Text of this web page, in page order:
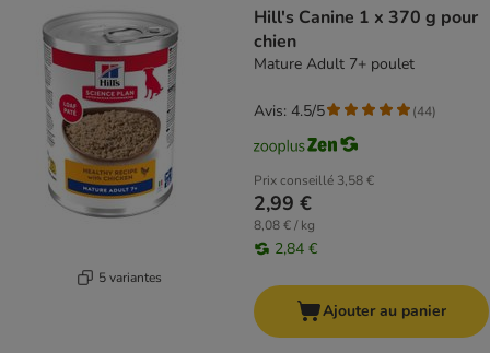
5 variantes
Hill's Canine 1 x 370 g pour
chien
Mature Adult 7+ poulet
Prix conseillé 3,58 €
2,99 €
8,08 € / kg
2,84 €
Avis: 4.5/5 (44)
Ajouter au panier